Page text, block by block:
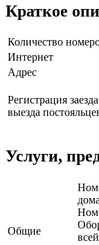
Краткое
Количество
Интернет
Адрес
Регистрация
выезда
Услуги,
Общие